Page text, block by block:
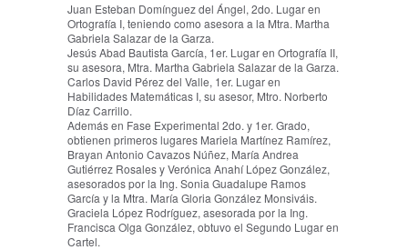
Juan Esteban Domínguez del Ángel, 2do. Lugar en
Ortografía I, teniendo como asesora a la Mtra. Martha
Gabriela Salazar de la Garza.
Jesús Abad Bautista García, 1er. Lugar en Ortografía II,
su asesora, Mtra. Martha Gabriela Salazar de la Garza.
Carlos David Pérez del Valle, 1er. Lugar en
Habilidades Matemáticas I, su asesor, Mtro. Norberto
Díaz Carrillo.
Además en Fase Experimental 2do. y 1er. Grado,
obtienen primeros lugares Mariela Martínez Ramírez,
Brayan Antonio Cavazos Núñez, María Andrea
Gutiérrez Rosales y Verónica Anahí López González,
asesorados por la Ing. Sonia Guadalupe Ramos
García y la Mtra. María Gloria González Monsiváis.
Graciela López Rodríguez, asesorada por la Ing.
Francisca Olga González, obtuvo el Segundo Lugar en
Cartel.